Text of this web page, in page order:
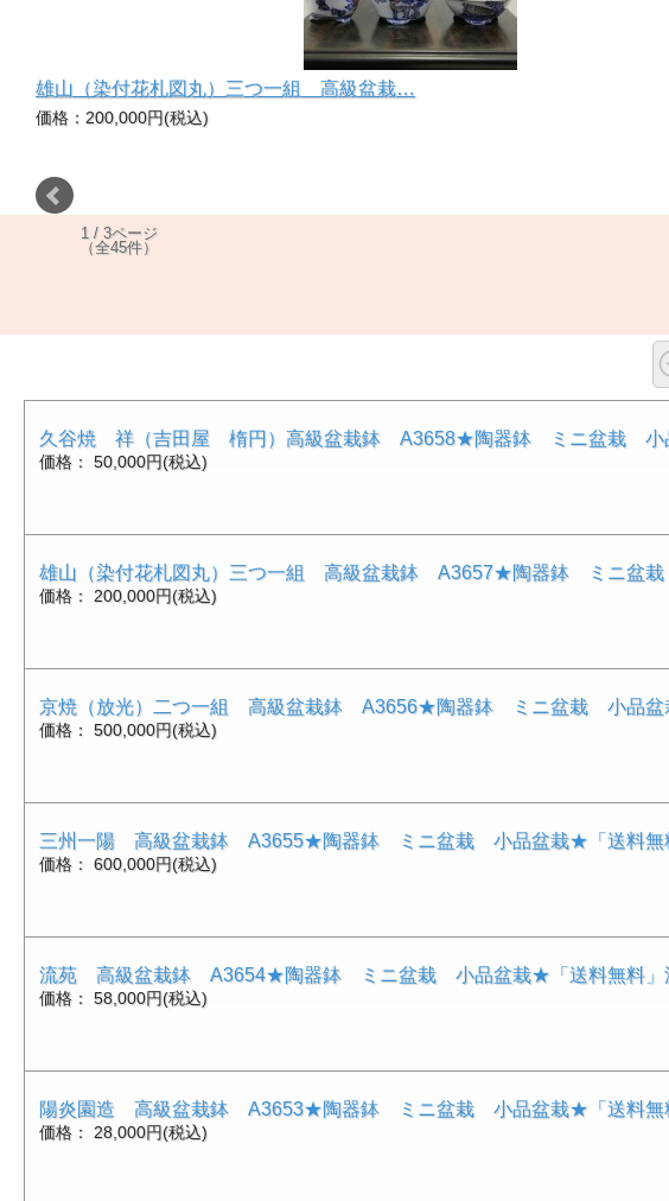
雄山（染付花札図丸）三つ一組 高級盆栽…
価格：200,000円(税込)
1 / 3ページ
（全45件）
久谷焼 祥（吉田屋 楕円）高級盆栽鉢 A3658★陶器鉢 ミニ盆栽 小
価格： 50,000円(税込)
雄山（染付花札図丸）三つ一組 高級盆栽鉢 A3657★陶器鉢 ミニ盆
価格： 200,000円(税込)
京焼（放光）二つ一組 高級盆栽鉢 A3656★陶器鉢 ミニ盆栽 小品盆
価格： 500,000円(税込)
三州一陽 高級盆栽鉢 A3655★陶器鉢 ミニ盆栽 小品盆栽★「送料無
価格： 600,000円(税込)
流苑 高級盆栽鉢 A3654★陶器鉢 ミニ盆栽 小品盆栽★「送料無料」
価格： 58,000円(税込)
陽炎園造 高級盆栽鉢 A3653★陶器鉢 ミニ盆栽 小品盆栽★「送料無
価格： 28,000円(税込)